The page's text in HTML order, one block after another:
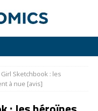
Sketchbook : les
à nue [avis]